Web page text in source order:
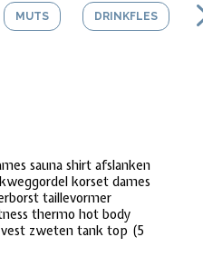
MUTS DRINKFLES
sauna shirt afslanken
korset dames
taillevormer
thermo hot body
vest zweten tank top (5